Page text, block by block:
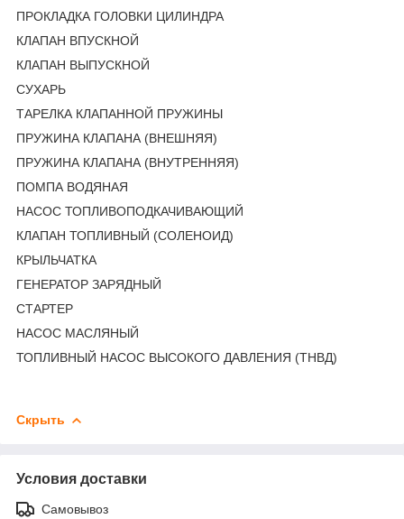
ПРОКЛАДКА ГОЛОВКИ ЦИЛИНДРА
КЛАПАН ВПУСКНОЙ
КЛАПАН ВЫПУСКНОЙ
СУХАРЬ
ТАРЕЛКА КЛАПАННОЙ ПРУЖИНЫ
ПРУЖИНА КЛАПАНА (ВНЕШНЯЯ)
ПРУЖИНА КЛАПАНА (ВНУТРЕННЯЯ)
ПОМПА ВОДЯНАЯ
НАСОС ТОПЛИВОПОДКАЧИВАЮЩИЙ
КЛАПАН ТОПЛИВНЫЙ (СОЛЕНОИД)
КРЫЛЬЧАТКА
ГЕНЕРАТОР ЗАРЯДНЫЙ
СТАРТЕР
НАСОС МАСЛЯНЫЙ
ТОПЛИВНЫЙ НАСОС ВЫСОКОГО ДАВЛЕНИЯ (ТНВД)
Скрыть
Условия доставки
Самовывоз